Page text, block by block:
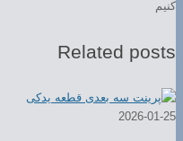
کنیم
Related posts
2026-01-25